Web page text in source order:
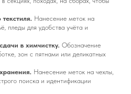
Нанесение меток на
пледы для удобства учёта и
в химчистку. Обозначение
зон с пятнами или деликатных
Нанесение меток на чехлы,
поиска и идентификации